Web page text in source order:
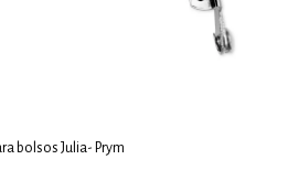
bolsos Julia- Prym